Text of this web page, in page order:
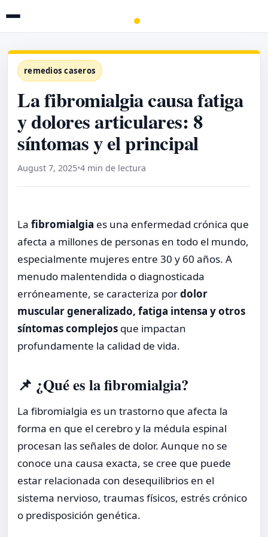
remedios caseros
La fibromialgia causa fatiga
y dolores articulares: 8
síntomas y el principal
August 7, 2025•4 min de lectura
La fibromialgia es una enfermedad crónica que
afecta a millones de personas en todo el mundo,
especialmente mujeres entre 30 y 60 años. A
menudo malentendida o diagnosticada
erróneamente, se caracteriza pordolor
muscular generalizado, fatiga intensa y otros
síntomas complejos que impactan
profundamente la calidad de vida.
📌 ¿Qué es la fibromialgia?
La fibromialgia es un trastorno que afecta la
forma en que el cerebro y la médula espinal
procesan las señales de dolor. Aunque no se
conoce una causa exacta, se cree que puede
estar relacionada con desequilibrios en el
sistema nervioso, traumas físicos, estrés crónico
o predisposición genética.